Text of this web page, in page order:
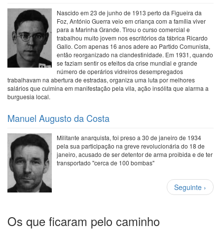
Nascido em 23 de junho de 1913 perto da Figueira da
Foz, António Guerra veio em criança com a família viver
para a Marinha Grande. Tirou o curso comercial e
trabalhou muito jovem nos escritórios da fábrica Ricardo
Gallo. Com apenas 16 anos adere ao Partido Comunista,
então reorganizado na clandestinidade. Em 1931, quando
se faziam sentir os efeitos da crise mundial e grande
número de operários vidreiros desempregados
trabalhavam na abertura de estradas, organiza uma luta por melhores
salários que culmina em manifestação pela vila, ação insólita que alarma a
burguesia local.
Manuel Augusto da Costa
Militante anarquista, foi preso a 30 de janeiro de 1934
pela sua participação na greve revolucionária do 18 de
janeiro, acusado de ser detentor de arma proibida e de ter
transportado "cerca de 100 bombas"
Paginação
Próxima
página
Seguinte ›
Os que ficaram pelo caminho